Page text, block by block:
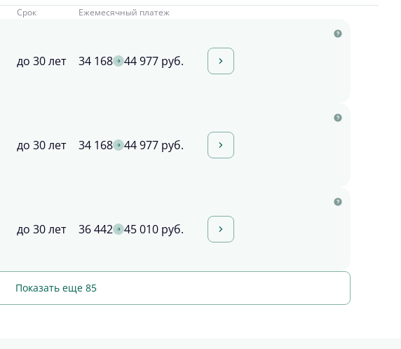
Срок
Ежемесячный платеж
до 30 лет 34 168 44 977 руб.
до 30 лет 34 168 44 977 руб.
до 30 лет 36 442 45 010 руб.
Показать еще 85